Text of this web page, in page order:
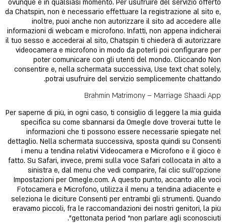
ovunque e in qualsiasi momento. Per usufruire del servizio offerto
da Chatspin, non è necessario effettuare la registrazione al sito e,
inoltre, puoi anche non autorizzare il sito ad accedere alle
informazioni di webcam e microfono. Infatti, non appena indicherai
il tuo sesso e accederai al sito, Chatspin ti chiederà di autorizzare
videocamera e microfono in modo da poterli poi configurare per
poter comunicare con gli utenti del mondo. Cliccando Non
consentire e, nella schermata successiva, Use text chat solely,
potrai usufruire del servizio semplicemente chattando.
Brahmin Matrimony – Marriage Shaadi App
Per saperne di più, in ogni caso, ti consiglio di leggere la mia guida
specifica su come sbannarsi da Omegle dove troverai tutte le
informazioni che ti possono essere necessarie spiegate nel
dettaglio. Nella schermata successiva, sposta quindi su Consenti
i menu a tendina relativi Videocamera e Microfono e il gioco è
fatto. Su Safari, invece, premi sulla voce Safari collocata in alto a
sinistra e, dal menu che vedi comparire, fai clic sull’opzione
Impostazioni per Omegle.com. A questo punto, accanto alle voci
Fotocamera e Microfono, utilizza il menu a tendina adiacente e
seleziona le diciture Consenti per entrambi gli strumenti. Quando
eravamo piccoli, fra le raccomandazioni dei nostri genitori, la più
gettonata period “non parlare agli sconosciuti”.